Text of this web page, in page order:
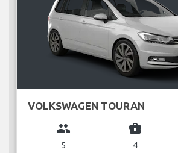
VOLKSWAGEN TOURAN
group
5
business_center
4